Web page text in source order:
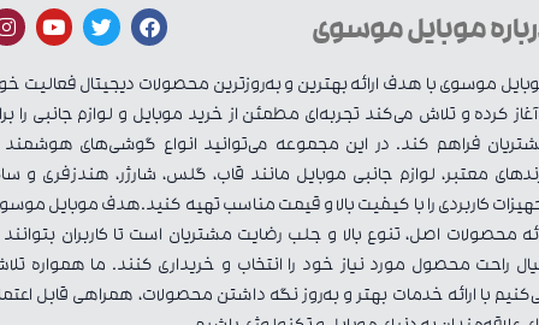
موبایل موسوی
موسوی با هدف ارائه بهترین و به‌روزترین محصولات دیجیتال فعالیت
آغاز کرده و تلاش می‌کند تجربه‌ای مطمئن از خرید موبایل و لوازم جانبی را
فراهم کند. در این مجموعه می‌توانید انواع گوشی‌های هوشمند
معتبر، لوازم جانبی موبایل مانند قاب، گلس، شارژر، هندزفری و
کاربردی را با کیفیت بالا و قیمت مناسب تهیه کنید.هدف موبایل
محصولات اصل، تنوع بالا و جلب رضایت مشتریان است تا کاربران بتوانند
راحت محصول مورد نیاز خود را انتخاب و خریداری کنند. ما همواره
با ارائه خدمات بهتر و به‌روز نگه داشتن محصولات، همراهی قابل